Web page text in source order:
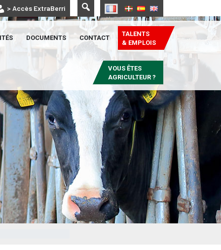
> Accès ExtraBerri
DOCUMENTS CONTACT
TALENTS
& EMPLOIS
VOUS ÊTES
AGRICULTEUR ?